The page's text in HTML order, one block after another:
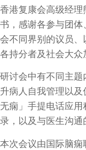
香港复康会高级经
书，感谢各参与团
会不同界别的议员
各持分者及社会大众
研讨会中有不同主
升病人自我管理以
无痫」手提电话应
录，以及与医生沟通
本次会议由国际脑